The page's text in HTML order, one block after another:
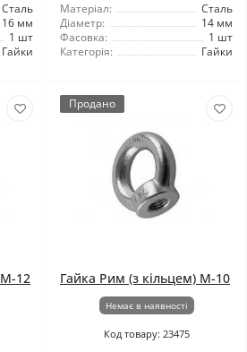
Сталь
16 мм
1 шт
Гайки
Матеріал:
Сталь
Діаметр:
14 мм
Фасовка:
1 шт
Категорія:
Гайки
М-12
Продано
Гайка Рим (з кільцем) М-10
Немає в наявності
Код товару: 23475